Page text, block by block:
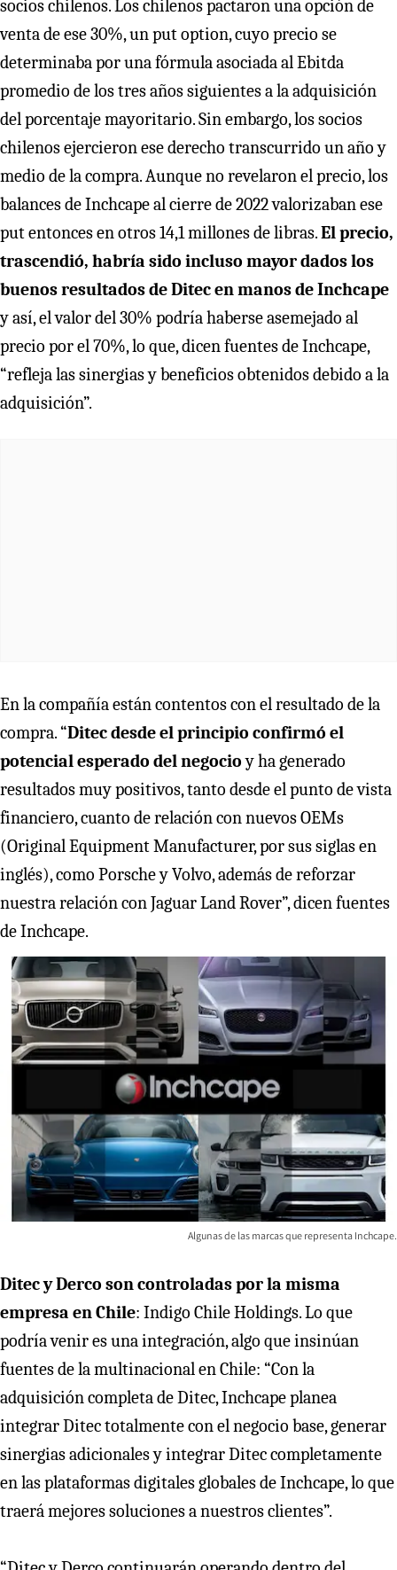
socios chilenos. Los chilenos pactaron una opción de
venta de ese 30%, un put option, cuyo precio se
determinaba por una fórmula asociada al Ebitda
promedio de los tres años siguientes a la adquisición
del porcentaje mayoritario. Sin embargo, los socios
chilenos ejercieron ese derecho transcurrido un año y
medio de la compra. Aunque no revelaron el precio, los
balances de Inchcape al cierre de 2022 valorizaban ese
put entonces en otros 14,1 millones de libras.El precio,
trascendió, habría sido incluso mayor dados los
buenos resultados de Ditec en manos de Inchcape
y así, el valor del 30% podría haberse asemejado al
precio por el 70%, lo que, dicen fuentes de Inchcape,
“refleja las sinergias y beneficios obtenidos debido a la
adquisición”.
En la compañía están contentos con el resultado de la
compra. “Ditec desde el principio confirmó el
potencial esperado del negocioy ha generado
resultados muy positivos, tanto desde el punto de vista
financiero, cuanto de relación con nuevos OEMs
(Original Equipment Manufacturer, por sus siglas en
inglés), como Porsche y Volvo, además de reforzar
nuestra relación con Jaguar Land Rover”, dicen fuentes
de Inchcape.
Algunas de las marcas que representa Inchcape.
Ditec y Derco son controladas por la misma
empresa en Chile: Indigo Chile Holdings. Lo que
podría venir es una integración, algo que insinúan
fuentes de la multinacional en Chile: “Con la
adquisición completa de Ditec, Inchcape planea
integrar Ditec totalmente con el negocio base, generar
sinergias adicionales y integrar Ditec completamente
en las plataformas digitales globales de Inchcape, lo que
traerá mejores soluciones a nuestros clientes”.